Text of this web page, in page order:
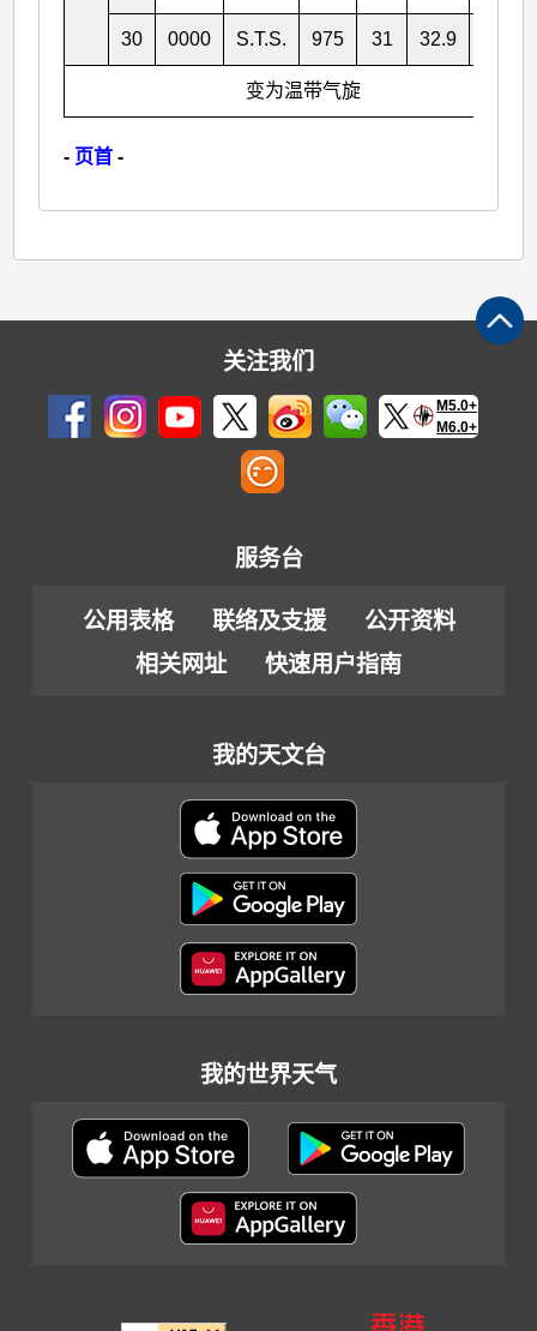
30 0000 S.T.S. 975 31 32.9
变为温带气旋
- 页首 -
关注我们
M5.0+
M6.0+
服务台
公用表格 联络及支援
公开资料
相关网址
快速用户指南
我的天文台
我的世界天气